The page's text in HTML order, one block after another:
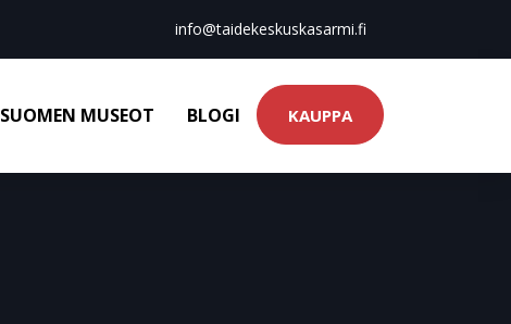
info@taidekeskuskasarmi.fi
SUOMEN MUSEOT BLOGI KAUPPA